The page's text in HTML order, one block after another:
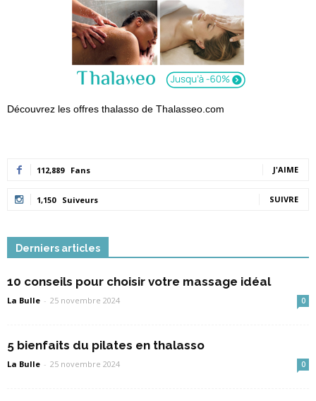
Découvrez les offres thalasso de Thalasseo.com
112,889 Fans J'AIME
1,150 Suiveurs SUIVRE
Derniers articles
10 conseils pour choisir votre massage idéal
La Bulle - 25 novembre 2024 0
5 bienfaits du pilates en thalasso
La Bulle - 25 novembre 2024 0